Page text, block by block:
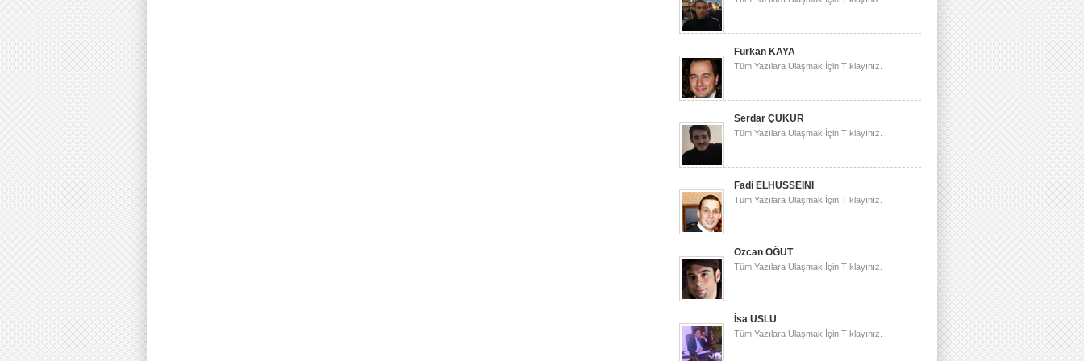
Furkan KAYA
Tüm Yazılara Ulaşmak İçin Tıklayınız.
Serdar ÇUKUR
Tüm Yazılara Ulaşmak İçin Tıklayınız.
Fadi ELHUSSEINI
Tüm Yazılara Ulaşmak İçin Tıklayınız.
Özcan ÖĞÜT
Tüm Yazılara Ulaşmak İçin Tıklayınız.
İsa USLU
Tüm Yazılara Ulaşmak İçin Tıklayınız.